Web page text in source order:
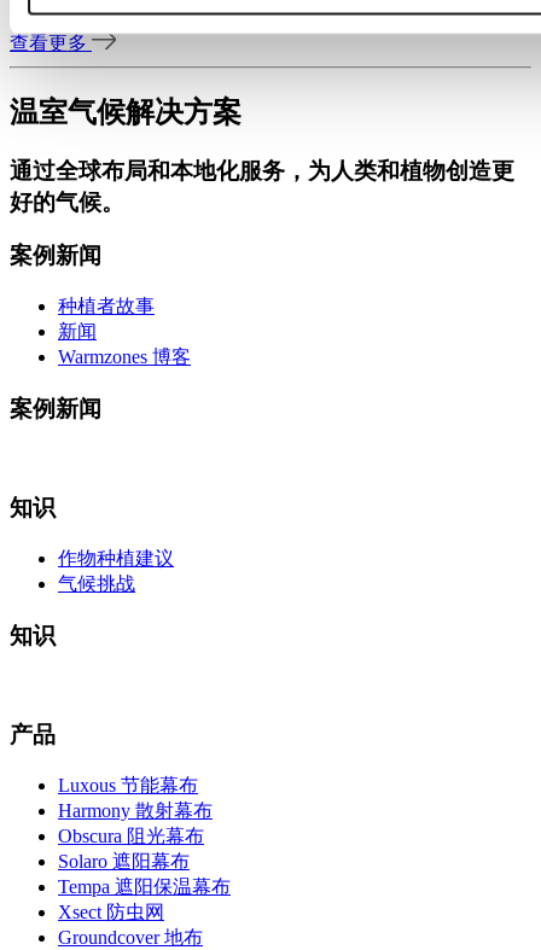
查看更多
温室气候解决方案
通过全球布局和本地化服务 ，为人类和植物创造更
好的气候。
案例新闻
种植者故事
新闻
Warmzones 博客
案例新闻
知识
作物种植建议
气候挑战
知识
产品
Luxous 节能幕布
Harmony 散射幕布
Obscura 阻光幕布
Solaro 遮阳幕布
Tempa 遮阳保温幕布
Xsect 防虫网
Groundcover 地布